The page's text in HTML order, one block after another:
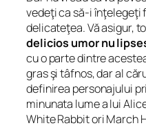
vedeţi ca să-i înţelegeţi
delicateţea. Vă asigur,
delicios umor nu
cu o parte dintre
gras şi tâfnos, dar al
definirea personajului
minunata lume a lui
White Rabbit ori March